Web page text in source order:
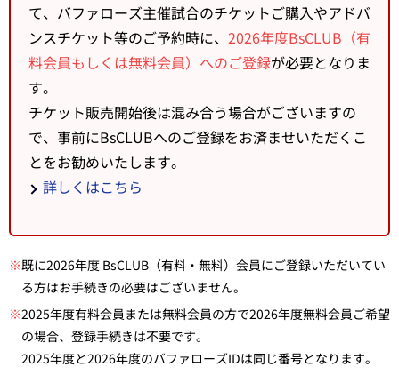
て、バファローズ主催試合のチケットご購入やアドバ
ンスチケット等のご予約時に、 2026年度BsCLUB（有
料会員もしくは無料会員）へのご登録が必要となりま
す。
チケット販売開始後は混み合う場合がございますの
で、事前にBsCLUBへのご登録をお済ませいただくこ
とをお勧めいたします。
詳しくはこちら
※既に2026年度 BsCLUB（有料・無料）会員にご登録いただいてい
る方はお手続きの必要はございません。
※2025年度有料会員または無料会員の方で2026年度無料会員ご希望
の場合、登録手続きは不要です。
2025年度と2026年度のバファローズIDは同じ番号となります。